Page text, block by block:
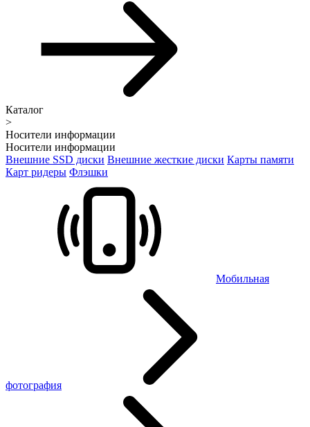
Каталог
>
Носители информации
Носители информации
Внешние SSD диски Внешние жесткие диски Карты памяти
Карт ридеры Флэшки
Мобильная
фотография